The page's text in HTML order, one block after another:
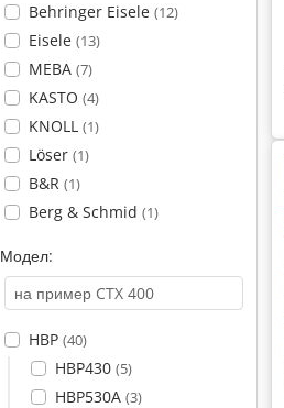
Behringer Eisele (12)
Eisele (13)
MEBA (7)
KASTO (4)
KNOLL (1)
Löser (1)
B&R (1)
Berg & Schmid (1)
Модел:
HBP (40)
HBP430 (5)
HBP530A (3)